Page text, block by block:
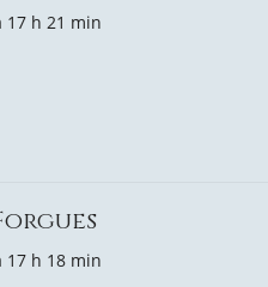
17 h 21 min
17 h 18 min